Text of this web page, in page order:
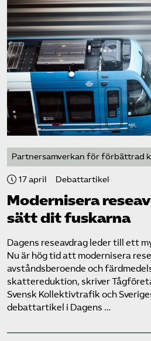
Partnersamverkan för förbättrad
17 april Debattartikel
Modernisera
sätt dit fuskarna
Dagens reseavdrag leder till ett
Nu är hög tid att modernisera
avståndsberoende och
skattereduktion, skriver
Svensk Kollektivtrafik och
debattartikel i Dagens …